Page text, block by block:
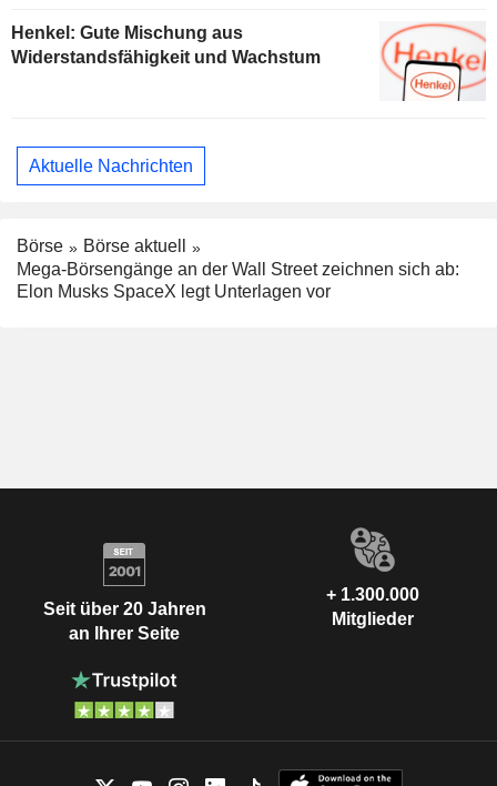
Henkel: Gute Mischung aus
Widerstandsfähigkeit und Wachstum
Aktuelle Nachrichten
Börse
Börse aktuell
Mega-Börsengänge an der Wall Street zeichnen sich ab:
Elon Musks SpaceX legt Unterlagen vor
Seit über 20 Jahren
an Ihrer Seite
+ 1.300.000
Mitglieder